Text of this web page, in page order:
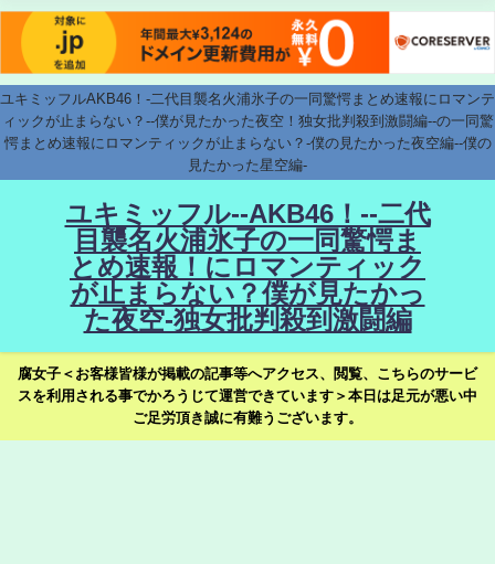
ユキミッフルAKB46！-二代目襲名火浦氷子の一同驚愕まとめ速報にロマンテ
ィックが止まらない？--僕が見たかった夜空！独女批判殺到激闘編--の一同驚
愕まとめ速報にロマンティックが止まらない？-僕の見たかった夜空編--僕の
見たかった星空編-
ユキミッフル--AKB46！--二代
目襲名火浦氷子の一同驚愕ま
とめ速報！にロマンティック
が止まらない？僕が見たかっ
た夜空-独女批判殺到激闘編
腐女子＜お客様皆様が掲載の記事等へアクセス、閲覧、こちらのサービ
スを利用される事でかろうじて運営できています＞本日は足元が悪い中
ご足労頂き誠に有難うございます。